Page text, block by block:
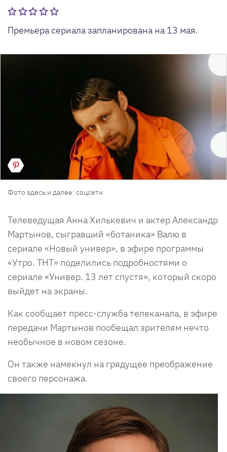
Премьера сериала запланирована на 13 мая.
Фото здесь и далее: соцсети
Телеведущая Анна Хилькевич и актер Александр
Мартынов, сыгравший «ботаника» Валю в
сериале «Новый универ», в эфире программы
«Утро. ТНТ» поделились подробностями о
сериале «Универ. 13 лет спустя», который скоро
выйдет на экраны.
Как сообщает пресс-служба телеканала, в эфире
передачи Мартынов пообещал зрителям нечто
необычное в новом сезоне.
Он также намекнул на грядущее преображение
своего персонажа.